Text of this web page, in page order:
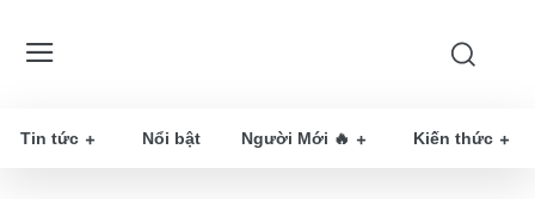
Tin tức Nổi bật Người Mới 🔥 Kiến thức